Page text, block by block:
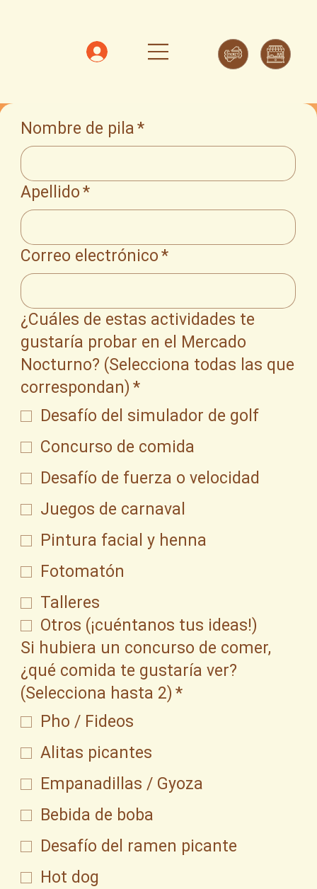
Nombre de pila*
Apellido*
Correo electrónico*
¿Cuáles de estas actividades te
gustaría probar en el Mercado
Nocturno? (Selecciona todas las que
correspondan) *
Desafío del simulador de golf
Concurso de comida
Desafío de fuerza o velocidad
Juegos de carnaval
Pintura facial y henna
Fotomatón
Talleres
Otros (¡cuéntanos tus ideas!)
Si hubiera un concurso de comer,
¿qué comida te gustaría ver?
(Selecciona hasta 2) *
Pho / Fideos
Alitas picantes
Empanadillas / Gyoza
Bebida de boba
Desafío del ramen picante
Hot dog